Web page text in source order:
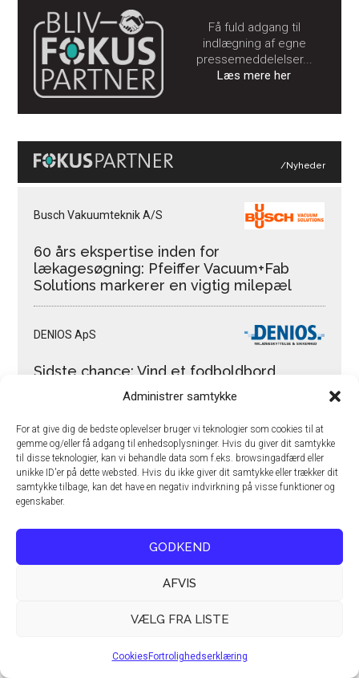
Administrer samtykke
For at give dig de bedste oplevelser bruger vi teknologier som cookies til at
gemme og/eller få adgang til enhedsoplysninger. Hvis du giver dit samtykke
til disse teknologier, kan vi behandle data som f.eks. browsingadfærd eller
unikke ID'er på dette websted. Hvis du ikke giver dit samtykke eller trækker dit
samtykke tilbage, kan det have en negativ indvirkning på visse funktioner og
egenskaber.
GODKEND
AFVIS
VÆLG FRA LISTE
Cookies Fortrolighedserklæring
Få fuld adgang til
indlægning af egne
pressemeddelelser...
Læs mere her
/Nyheder
Busch Vakuumteknik A/S
60 års ekspertise inden for
lækagesøgning: Pfeiffer Vacuum+Fab
Solutions markerer en vigtig milepæl
DENIOS ApS
Sidste chance: Vind et fodboldbord
Busch Group USA opkøber Total
Maintenance Solutions
Vacuum Busch Award”
Busch Vakuumteknik A/S
Vakuum reducerer